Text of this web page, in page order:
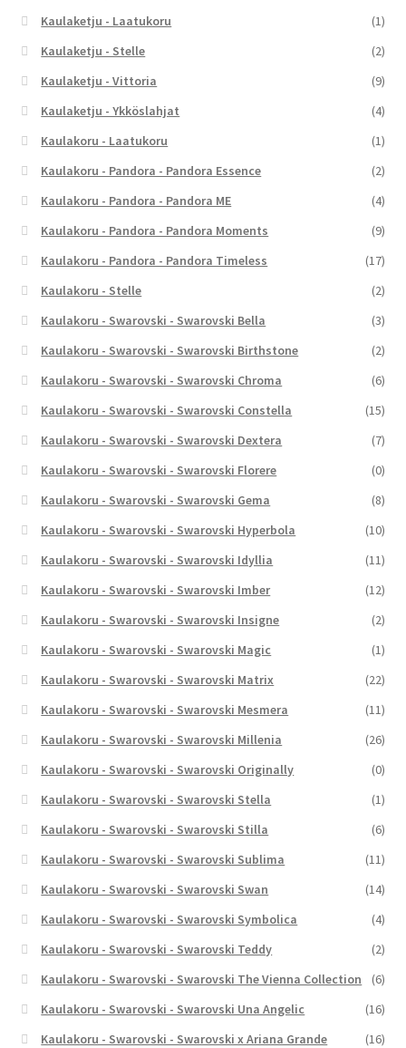
Kaulaketju - Laatukoru
(1)
Kaulaketju - Stelle
(2)
Kaulaketju - Vittoria
(9)
Kaulaketju - Ykköslahjat
(4)
Kaulakoru - Laatukoru
(1)
Kaulakoru - Pandora - Pandora Essence
(2)
Kaulakoru - Pandora - Pandora ME
(4)
Kaulakoru - Pandora - Pandora Moments
(9)
Kaulakoru - Pandora - Pandora Timeless
(17)
Kaulakoru - Stelle
(2)
Kaulakoru - Swarovski - Swarovski Bella
(3)
Kaulakoru - Swarovski - Swarovski Birthstone
(2)
Kaulakoru - Swarovski - Swarovski Chroma
(6)
Kaulakoru - Swarovski - Swarovski Constella
(15)
Kaulakoru - Swarovski - Swarovski Dextera
(7)
Kaulakoru - Swarovski - Swarovski Florere
(0)
Kaulakoru - Swarovski - Swarovski Gema
(8)
Kaulakoru - Swarovski - Swarovski Hyperbola
(10)
Kaulakoru - Swarovski - Swarovski Idyllia
(11)
Kaulakoru - Swarovski - Swarovski Imber
(12)
Kaulakoru - Swarovski - Swarovski Insigne
(2)
Kaulakoru - Swarovski - Swarovski Magic
(1)
Kaulakoru - Swarovski - Swarovski Matrix
(22)
Kaulakoru - Swarovski - Swarovski Mesmera
(11)
Kaulakoru - Swarovski - Swarovski Millenia
(26)
Kaulakoru - Swarovski - Swarovski Originally
(0)
Kaulakoru - Swarovski - Swarovski Stella
(1)
Kaulakoru - Swarovski - Swarovski Stilla
(6)
Kaulakoru - Swarovski - Swarovski Sublima
(11)
Kaulakoru - Swarovski - Swarovski Swan
(14)
Kaulakoru - Swarovski - Swarovski Symbolica
(4)
Kaulakoru - Swarovski - Swarovski Teddy
(2)
Kaulakoru - Swarovski - Swarovski The Vienna Collection
(6)
Kaulakoru - Swarovski - Swarovski Una Angelic
(16)
Kaulakoru - Swarovski - Swarovski x Ariana Grande
(16)